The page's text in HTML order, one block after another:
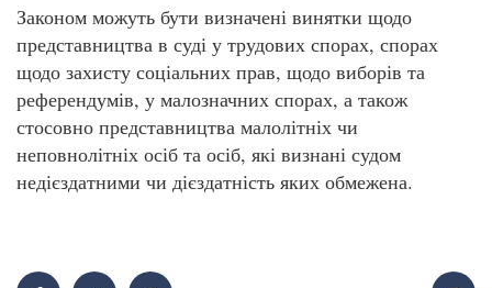
Законом можуть бути визначені винятки щодо
представництва в суді у трудових спорах, спорах
щодо захисту соціальних прав, щодо виборів та
референдумів, у малозначних спорах, а також
стосовно представництва малолітніх чи
неповнолітніх осіб та осіб, які визнані судом
недієздатними чи дієздатність яких обмежена.